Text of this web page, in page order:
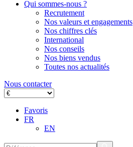
Qui sommes-nous ?
Recrutement
Nos valeurs et engagements
Nos chiffres clés
International
Nos conseils
Nos biens vendus
Toutes nos actualités
Nous contacter
Favoris
FR
EN